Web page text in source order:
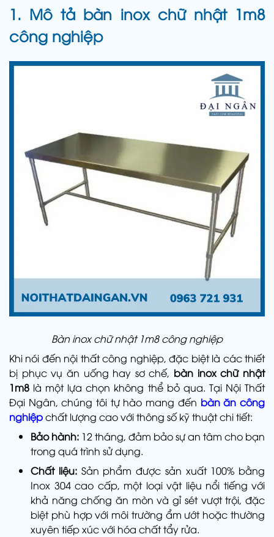
1. Mô tả bàn inox chữ nhật 1m8
công nghiệp
Bàn inox chữ nhật 1m8 công nghiệp
Khi nói đến nội thất công nghiệp, đặc biệt là các thiết
bị phục vụ ăn uống hay sơ chế, bàn inox chữ nhật
1m8 là một lựa chọn không thể bỏ qua. Tại Nội Thất
Đại Ngân, chúng tôi tự hào mang đến bàn ăn công
nghiệpchất lượng cao với thông số kỹ thuật chi tiết:
Bảo hành: 12 tháng, đảm bảo sự an tâm cho bạn
trong quá trình sử dụng.
Chất liệu: Sản phẩm được sản xuất 100% bằng
Inox 304 cao cấp, một loại vật liệu nổi tiếng với
khả năng chống ăn mòn và gỉ sét vượt trội, đặc
biệt phù hợp với môi trường ẩm ướt hoặc thường
xuyên tiếp xúc với hóa chất tẩy rửa.